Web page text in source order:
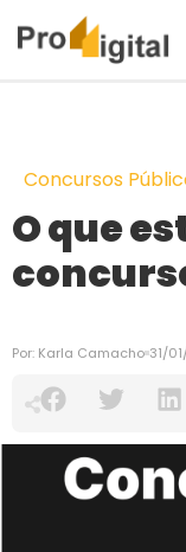
Concursos
O que
Por: Karla Camacho 31/